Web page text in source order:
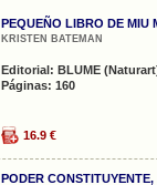
PEQUEÑO LIBRO DE MIU
KRISTEN BATEMAN
Editorial: BLUME
Páginas: 160
16.9 €
PODER CONSTITUYENTE,